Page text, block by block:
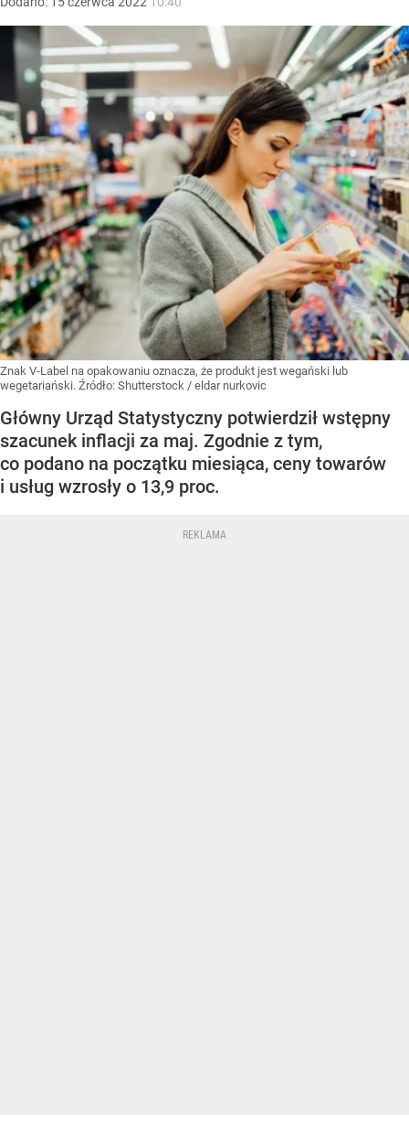
Znak V-Label na opakowaniu oznacza, że produkt jest wegański lub
wegetariański. Źródło: Shutterstock / eldar nurkovic
Główny Urząd Statystyczny potwierdził wstępny
szacunek inflacji za maj. Zgodnie z tym,
co podano na początku miesiąca, ceny towarów
i usług wzrosły o 13,9 proc.